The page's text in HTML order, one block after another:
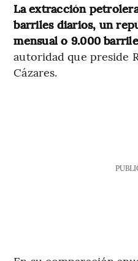
La extracción
barriles diarios, un
mensual o 9.000
autoridad que preside
Cázares.